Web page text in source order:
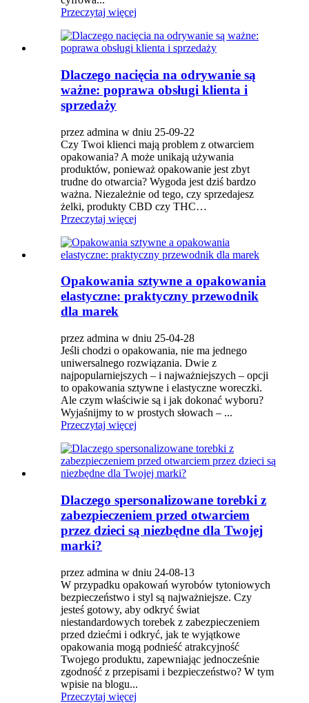
Przeczytaj więcej
Dlaczego nacięcia na odrywanie są
ważne: poprawa obsługi klienta i
sprzedaży
przez admina w dniu 25-09-22
Czy Twoi klienci mają problem z otwarciem
opakowania? A może unikają używania
produktów, ponieważ opakowanie jest zbyt
trudne do otwarcia? Wygoda jest dziś bardzo
ważna. Niezależnie od tego, czy sprzedajesz
żelki, produkty CBD czy THC…
Przeczytaj więcej
Opakowania sztywne a opakowania
elastyczne: praktyczny przewodnik
dla marek
przez admina w dniu 25-04-28
Jeśli chodzi o opakowania, nie ma jednego
uniwersalnego rozwiązania. Dwie z
najpopularniejszych – i najważniejszych – opcji
to opakowania sztywne i elastyczne woreczki.
Ale czym właściwie są i jak dokonać wyboru?
Wyjaśnijmy to w prostych słowach – ...
Przeczytaj więcej
Dlaczego spersonalizowane torebki z
zabezpieczeniem przed otwarciem
przez dzieci są niezbędne dla Twojej
marki?
przez admina w dniu 24-08-13
W przypadku opakowań wyrobów tytoniowych
bezpieczeństwo i styl są najważniejsze. Czy
jesteś gotowy, aby odkryć świat
niestandardowych torebek z zabezpieczeniem
przed dziećmi i odkryć, jak te wyjątkowe
opakowania mogą podnieść atrakcyjność
Twojego produktu, zapewniając jednocześnie
zgodność z przepisami i bezpieczeństwo? W tym
wpisie na blogu...
Przeczytaj więcej